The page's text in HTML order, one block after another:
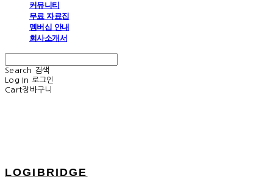
커뮤니티
무료 자료집
멤버십 안내
회사소개서
Search
검색
Log In 로그인
Cart장바구니
LOGIBRIDGE